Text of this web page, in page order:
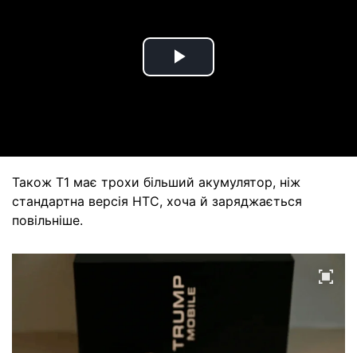
Play
Також Т1 має трохи більший акумулятор, ніж
стандартна версія HTC, хоча й заряджається
повільніше.